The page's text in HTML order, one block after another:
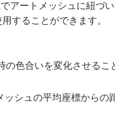
アートメッシュに紐づい
することができます。
の色合いを変化させる
シュの平均座標からの